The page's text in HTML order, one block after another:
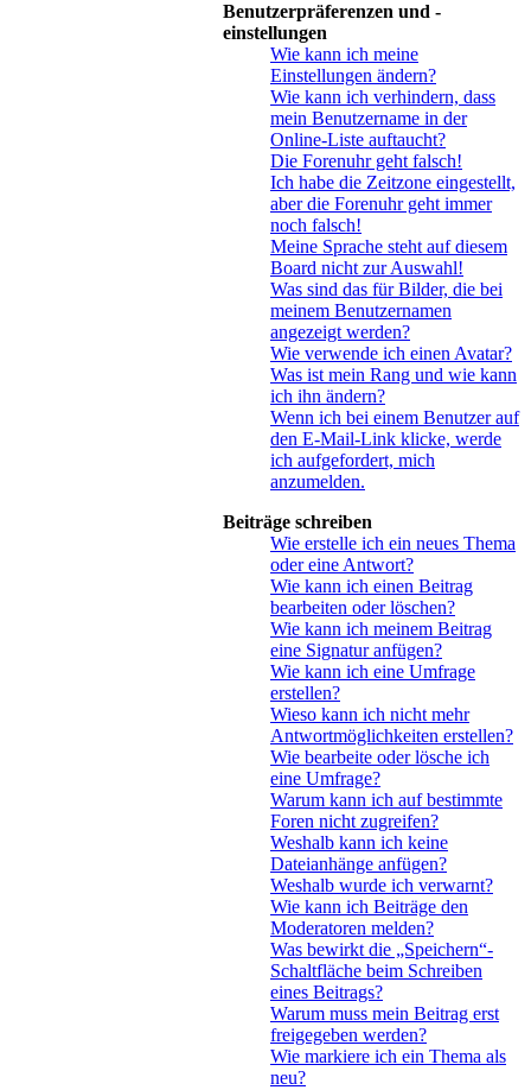
Benutzerpräferenzen und -
einstellungen
Wie kann ich meine
Einstellungen ändern?
Wie kann ich verhindern, dass
mein Benutzername in der
Online-Liste auftaucht?
Die Forenuhr geht falsch!
Ich habe die Zeitzone eingestellt,
aber die Forenuhr geht immer
noch falsch!
Meine Sprache steht auf diesem
Board nicht zur Auswahl!
Was sind das für Bilder, die bei
meinem Benutzernamen
angezeigt werden?
Wie verwende ich einen Avatar?
Was ist mein Rang und wie kann
ich ihn ändern?
Wenn ich bei einem Benutzer auf
den E-Mail-Link klicke, werde
ich aufgefordert, mich
anzumelden.
Beiträge schreiben
Wie erstelle ich ein neues Thema
oder eine Antwort?
Wie kann ich einen Beitrag
bearbeiten oder löschen?
Wie kann ich meinem Beitrag
eine Signatur anfügen?
Wie kann ich eine Umfrage
erstellen?
Wieso kann ich nicht mehr
Antwortmöglichkeiten erstellen?
Wie bearbeite oder lösche ich
eine Umfrage?
Warum kann ich auf bestimmte
Foren nicht zugreifen?
Weshalb kann ich keine
Dateianhänge anfügen?
Weshalb wurde ich verwarnt?
Wie kann ich Beiträge den
Moderatoren melden?
Was bewirkt die „Speichern“-
Schaltfläche beim Schreiben
eines Beitrags?
Warum muss mein Beitrag erst
freigegeben werden?
Wie markiere ich ein Thema als
neu?